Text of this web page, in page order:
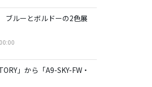
ルーとボルドーの2色展
」から「A9-SKY-FW・